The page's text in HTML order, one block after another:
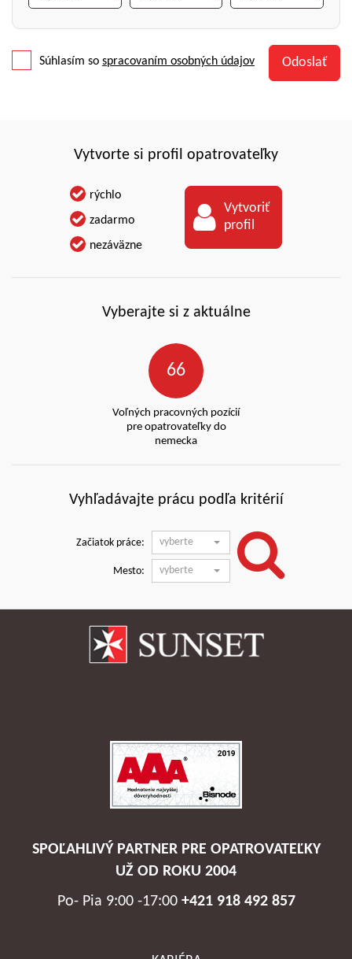
Súhlasím so spracovaním osobných údajov
Vytvorte si profil opatrovateľky
Vytvoriť
profil
rýchlo
zadarmo
nezáväzne
Vyberajte si z aktuálne
66
Voľných pracovných pozícií
pre opatrovateľky do
nemecka
Vyhľadávajte prácu podľa kritérií
Začiatok práce: vyberte
Mesto: vyberte
SPOĽAHLIVÝ PARTNER PRE OPATROVATEĽKY
UŽ OD ROKU 2004
Po- Pia 9:00 -17:00 +421 918 492 857